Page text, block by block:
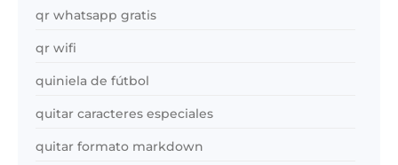
qr whatsapp gratis
qr wifi
quiniela de fútbol
quitar caracteres especiales
quitar formato markdown